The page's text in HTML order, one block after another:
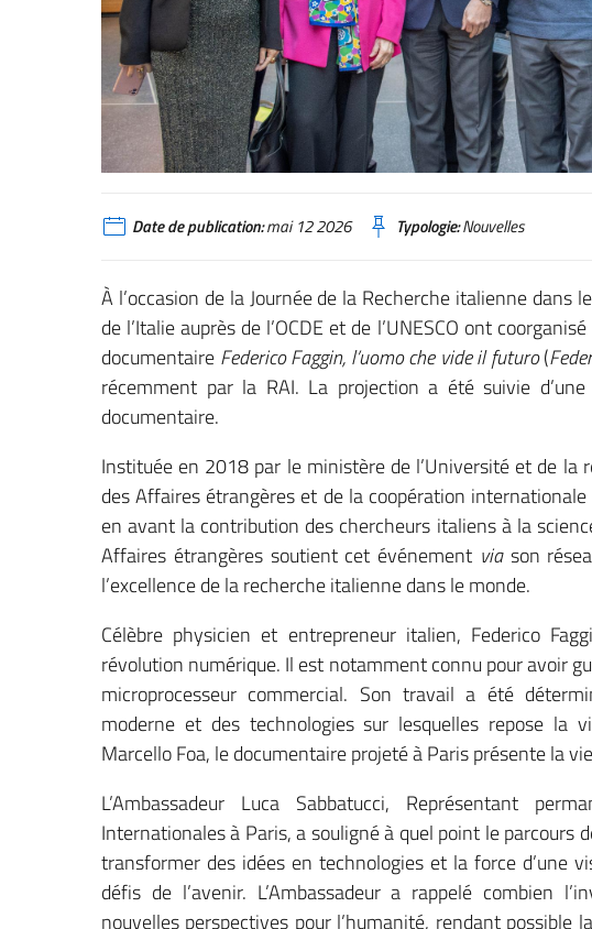
Date de publication:mai 12 2026 Typologie:Nouvelles
À l’occasion de la Journée de la Recherche italienne
de l’Italie auprès de l’OCDE et de l’UNESCO ont
documentaire Federico Faggin, l’uomo che vide il futuro(
récemment par la RAI. La projection a été suivie
documentaire.
Instituée en 2018 par le ministère de l’Université et de
des Affaires étrangères et de la coopération
en avant la contribution des chercheurs italiens à la
Affaires étrangères soutient cet événement viason
l’excellence de la recherche italienne dans le monde.
Célèbre physicien et entrepreneur italien, Federico
révolution numérique. Il est notamment connu pour avoir
microprocesseur commercial. Son travail a été
moderne et des technologies sur lesquelles repose la
Marcello Foa, le documentaire projeté à Paris présente la
L’Ambassadeur Luca Sabbatucci, Représentant
Internationales à Paris, a souligné à quel point le parcours
transformer des idées en technologies et la force d’une
défis de l’avenir. L’Ambassadeur a rappelé combien
nouvelles perspectives pour l’humanité, rendant possible